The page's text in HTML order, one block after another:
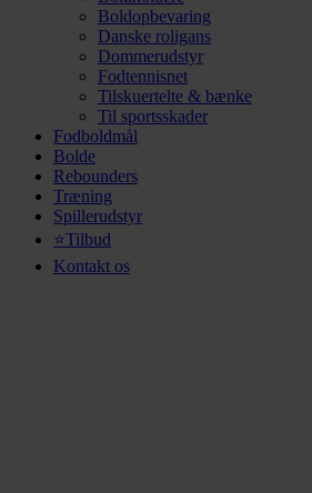
Boldopbevaring
Danske roligans
Dommerudstyr
Fodtennisnet
Tilskuertelte & bænke
Til sportsskader
Fodboldmål
Bolde
Rebounders
Træning
Spillerudstyr
⭐Tilbud
Kontakt os